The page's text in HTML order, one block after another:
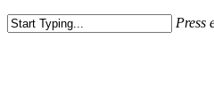
Press